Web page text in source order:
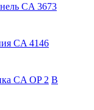
CA 3673
CA 4146
CA OP 2 В